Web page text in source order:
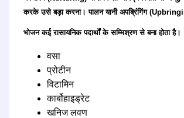
करके उसे बड़ा करना। पालन यानी अपब्रिंगिंग
भोजन कई रासायनिक पदार्थों के सम्मिश्रण से बना होता है।
वसा
प्रोटीन
विटामिन
कार्बोहाइड्रेट
खनिज लवण